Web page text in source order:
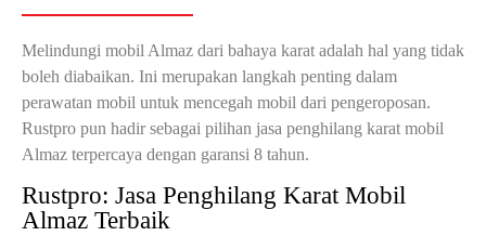
Melindungi mobil Almaz dari bahaya karat adalah hal yang tidak
boleh diabaikan. Ini merupakan langkah penting dalam
perawatan mobil untuk mencegah mobil dari pengeroposan.
Rustpro pun hadir sebagai pilihan jasa penghilang karat mobil
Almaz terpercaya dengan garansi 8 tahun.
Rustpro: Jasa Penghilang Karat Mobil
Almaz Terbaik